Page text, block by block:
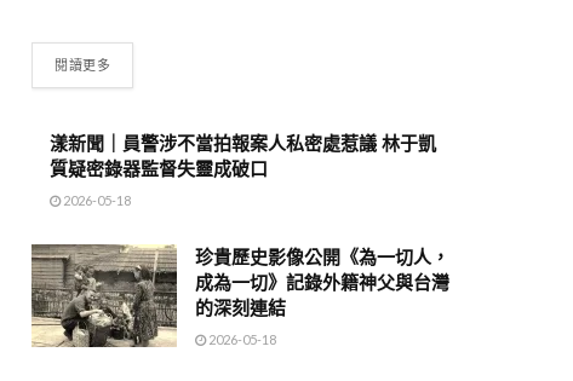
閱讀更多
漾新聞｜員警涉不當拍報案人私密處惹議 林于凱
質疑密錄器監督失靈成破口
2026-05-18
珍貴歷史影像公開《為一切人，
成為一切》記錄外籍神父與台灣
的深刻連結
2026-05-18